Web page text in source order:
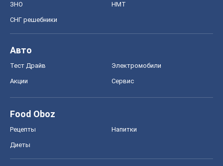
ЗНО НМТ
СНГ решебники
Авто
Тест Драйв Электромобили
Акции Сервис
Food Oboz
Рецепты Напитки
Диеты